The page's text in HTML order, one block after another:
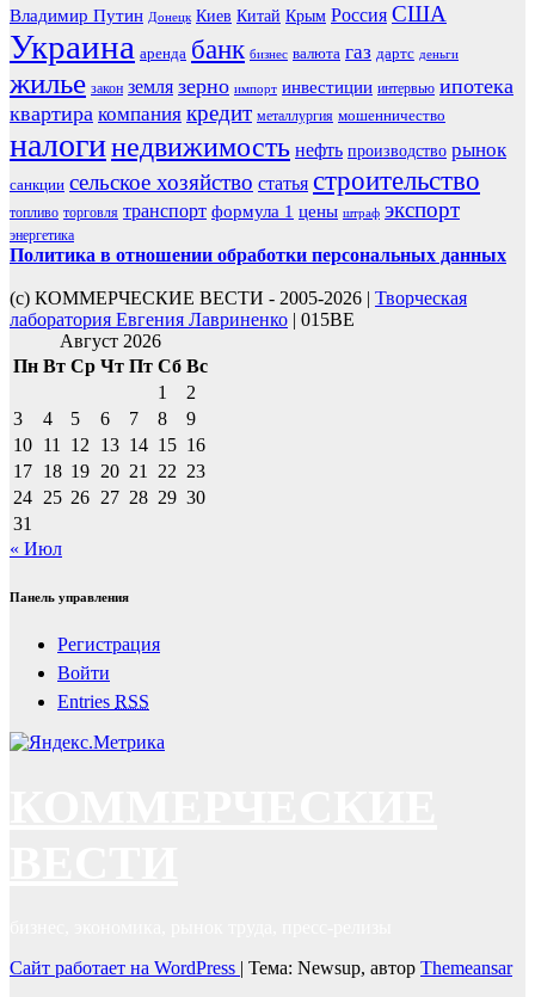
Владимир Путин Донецк Киев Китай Крым Россия США
Украина аренда банк бизнес валюта газ дартс деньги
жилье закон земля зерно импорт инвестиции интервью ипотека
квартира компания кредит металлургия мошенничество
налогинедвижимость нефть производство рынок
санкции сельское хозяйство статья строительство
топливо торговля транспорт формула 1 цены штраф экспорт
энергетика
Политика в отношении обработки персональных данных
(с) КОММЕРЧЕСКИЕ ВЕСТИ - 2005-2026 | Творческая
лаборатория Евгения Лавриненко | 015BE
Август 2026
Пн Вт Ср Чт Пт Сб Вс
1
2
3
4 5 6 7 8
9
10 11 12 13 14 15 16
17 18 19 20 21 22 23
24 25 26 27 28 29 30
31
« Июл
Панель управления
Регистрация
Войти
Entries RSS
Сайт работает на WordPress | Тема: Newsup, автор Themeansar